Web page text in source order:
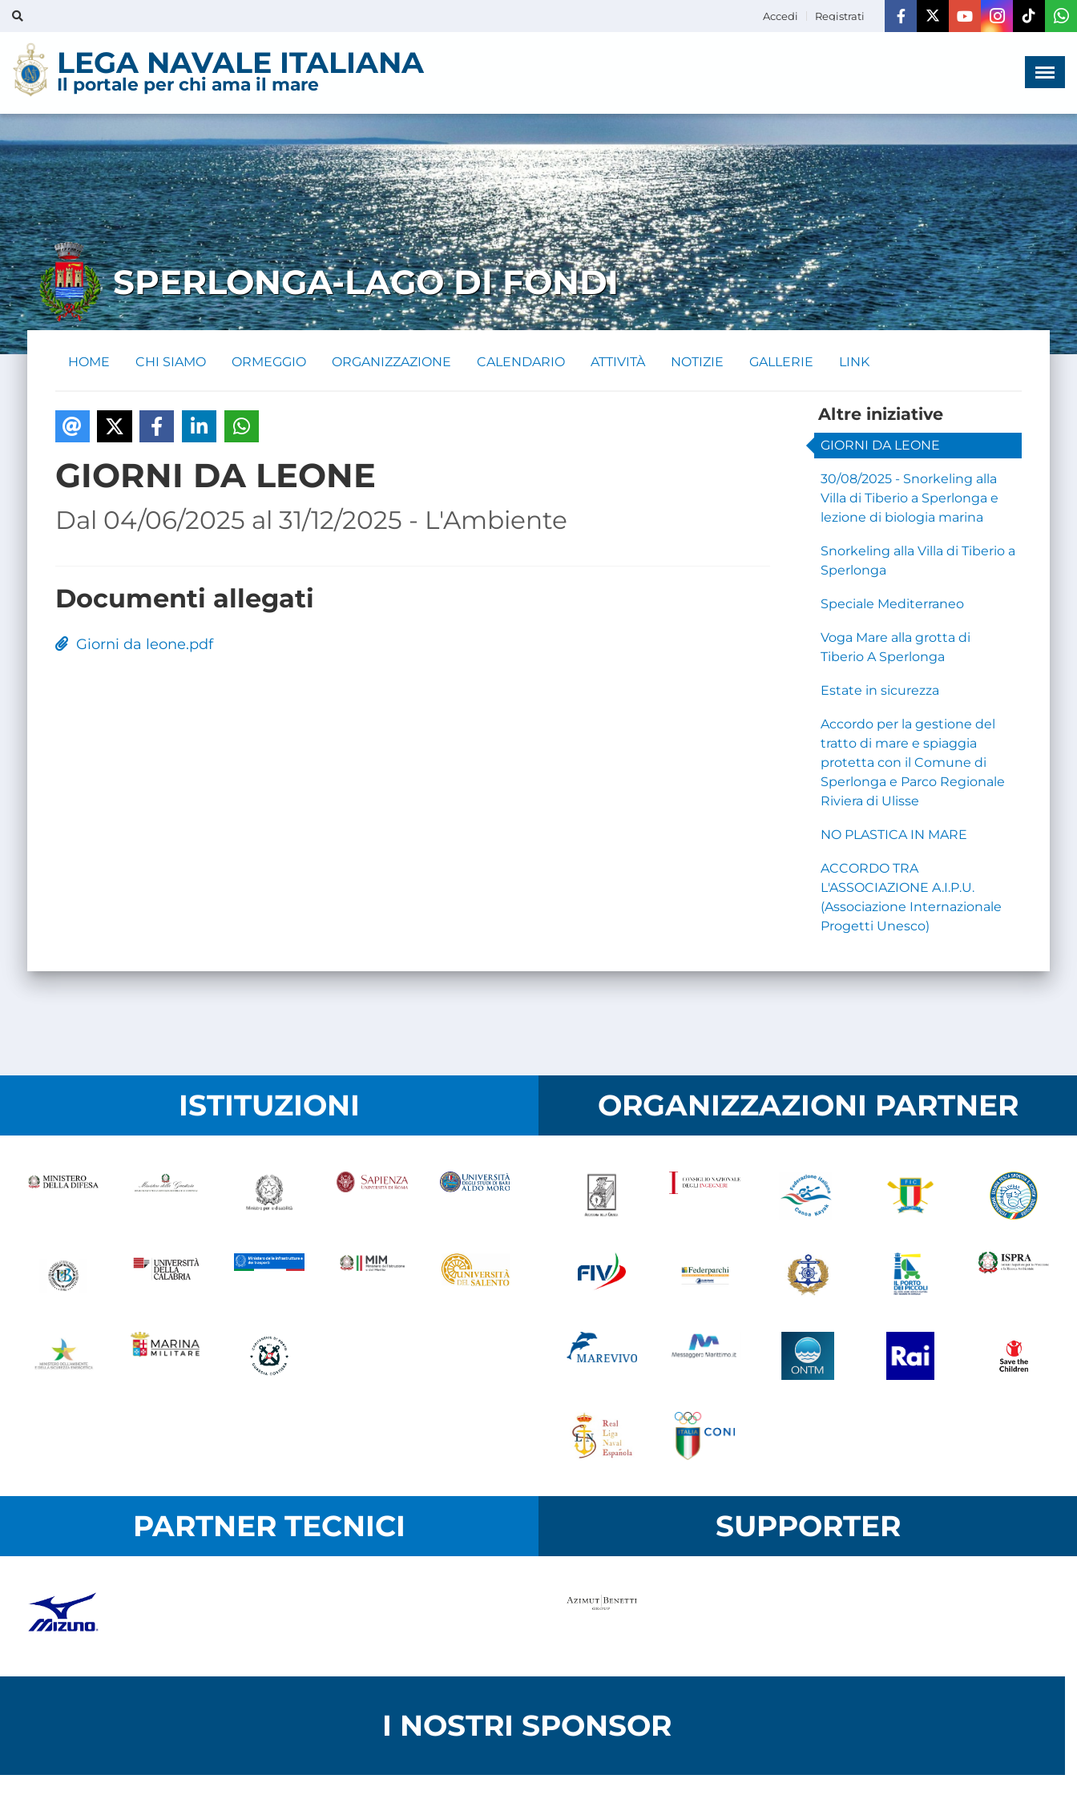
Accedi Registrati
LEGA NAVALE ITALIANA
Il portale per chi ama il mare
SPERLONGA-LAGO DI FONDI
HOME CHI SIAMO ORMEGGIO ORGANIZZAZIONE CALENDARIO ATTIVITÀ NOTIZIE GALLERIE LINK
GIORNI DA LEONE
Dal 04/06/2025 al 31/12/2025 - L'Ambiente
Documenti allegati
Giorni da leone.pdf
Altre iniziative
GIORNI DA LEONE
30/08/2025 - Snorkeling alla
Villa di Tiberio a Sperlonga e
lezione di biologia marina
Snorkeling alla Villa di Tiberio a
Sperlonga
Speciale Mediterraneo
Voga Mare alla grotta di
Tiberio A Sperlonga
Estate in sicurezza
Accordo per la gestione del
tratto di mare e spiaggia
protetta con il Comune di
Sperlonga e Parco Regionale
Riviera di Ulisse
NO PLASTICA IN MARE
ACCORDO TRA
L'ASSOCIAZIONE A.I.P.U.
(Associazione Internazionale
Progetti Unesco)
ISTITUZIONI ORGANIZZAZIONI PARTNER
PARTNER TECNICI SUPPORTER
I NOSTRI SPONSOR
Menù ×
LA VITA
DELL'ASSOCIAZIONE
COMUNICAZIONE,
PROGETTI ED EDITORIA
AMMINISTRAZIONE
TRASPARENTE